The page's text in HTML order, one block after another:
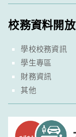
校務資料開放
學校校務資訊
學生專區
財務資訊
其他